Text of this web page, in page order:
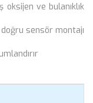
oksijen ve bulanıklık
sensör montajı